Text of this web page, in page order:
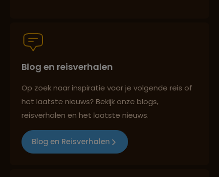
Persoonlijk en deskundig reisadvies
Best beoordeelde reisroutes
Reizen met oog voor mens, cultuur en milieu
Blog en reisverhalen
Op zoek naar inspiratie voor je volgende reis of
het laatste nieuws? Bekijk onze blogs,
reisverhalen en het laatste nieuws.
Blog en Reisverhalen